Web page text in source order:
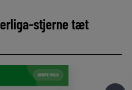
stjerne tæt